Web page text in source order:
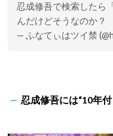
忍成修吾で検索したら
んだけどそうなのか？
— ふなてぃはツイ禁
忍成修吾には“10年